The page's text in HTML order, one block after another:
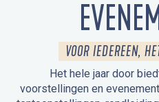
VOOR IEDEREEN,
Het hele jaar door
voorstellingen en